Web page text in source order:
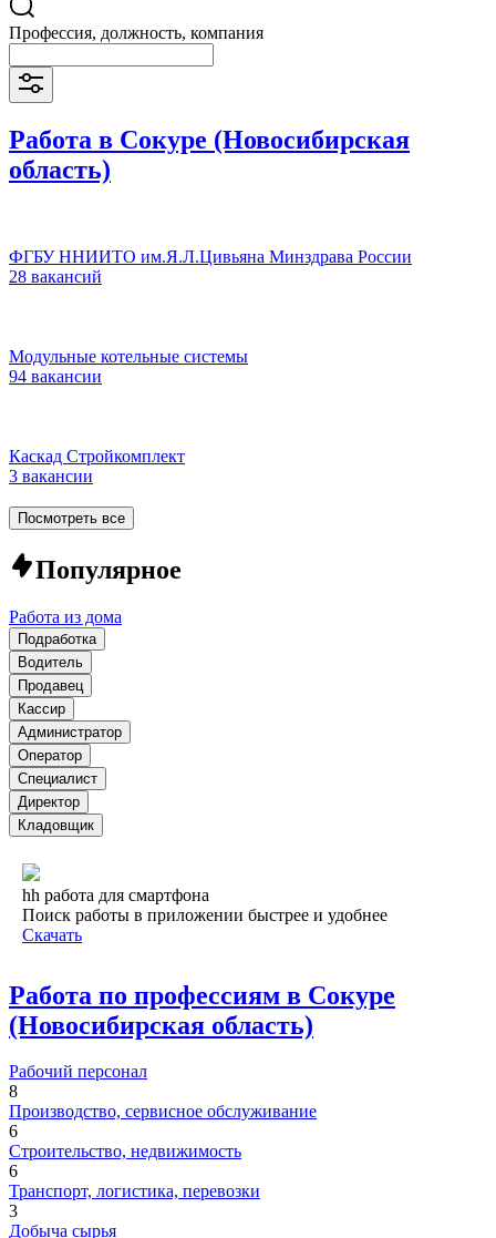
Профессия, должность, компания
Работа в Сокуре (Новосибирская
область)
ФГБУ ННИИТО им.Я.Л.Цивьяна Минздрава России
28 вакансий
Модульные котельные системы
94 вакансии
Каскад Стройкомплект
3 вакансии
Посмотреть все
Популярное
Работа из дома
Подработка
Водитель
Продавец
Кассир
Администратор
Оператор
Специалист
Директор
Кладовщик
hh работа для смартфона
Поиск работы в приложении быстрее и удобнее
Скачать
Работа по профессиям в Сокуре
(Новосибирская область)
Рабочий персонал
8
Производство, сервисное обслуживание
6
Строительство, недвижимость
6
Транспорт, логистика, перевозки
3
Добыча сырья